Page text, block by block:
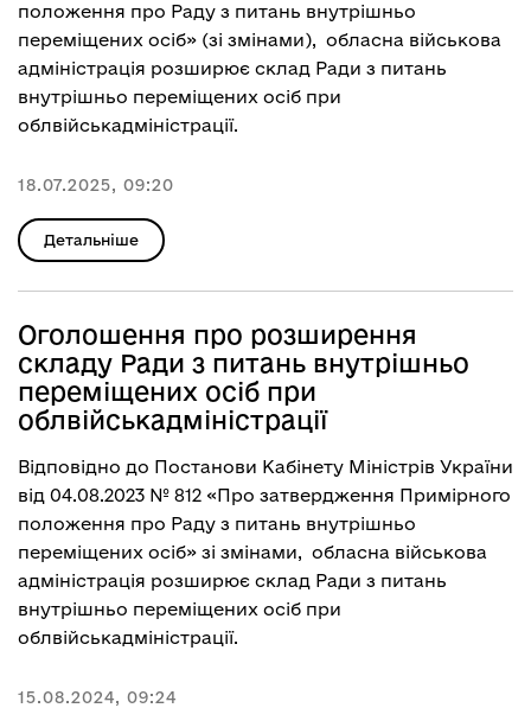
положення про Раду з питань внутрішньо
переміщених осіб» (зі змінами), обласна військова
адміністрація розширює склад Ради з питань
внутрішньо переміщених осіб при
облвійськадміністрації.
18.07.2025, 09:20
Детальніше
Оголошення про розширення
складу Ради з питань внутрішньо
переміщених осіб при
облвійськадміністрації
Відповідно до Постанови Кабінету Міністрів України
від 04.08.2023 № 812 «Про затвердження Примірного
положення про Раду з питань внутрішньо
переміщених осіб» зі змінами, обласна військова
адміністрація розширює склад Ради з питань
внутрішньо переміщених осіб при
облвійськадміністрації.
15.08.2024, 09:24